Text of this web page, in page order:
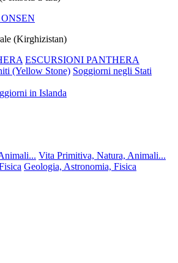
(Kirghizistan)
ESCURSIONI PANTHERA
(Yellow Stone) Soggiorni negli Stati
in Islanda
Vita Primitiva, Natura, Animali...
Geologia, Astronomia, Fisica